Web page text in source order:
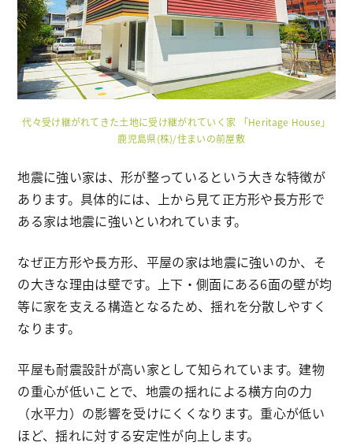
代々受け継がれてきた土地に受け継がれていく家 「Heritage House」
鹿児島県(株)/住まいの前屋敷
地震に強い家は、形が整っているという大きな特徴が
あります。具体的には、上から見て正方形や長方形で
ある家は地震に強いといわれています。
なぜ正方形や長方形、平屋の家は地震に強いのか、そ
の大きな理由は壁です。上下・側面にある6面の壁が均
等に家を支える構造となるため、揺れを分散しやすく
なります。
平屋も耐震設計が高い家として知られています。建物
の重心が低いことで、地震の揺れによる横方向の力
（水平力）の影響を受けにくくなります。重心が低い
ほど、揺れに対する安定性が向上します。